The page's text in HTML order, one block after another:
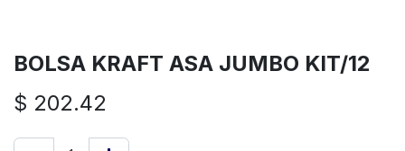
BOLSA KRAFT ASA JUMBO KIT/12
$ 202.42